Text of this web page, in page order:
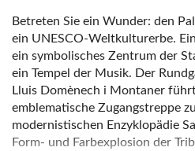
Betreten Sie ein Wunder: den
ein UNESCO-Weltkulturerbe.
ein symbolisches Zentrum der
ein Tempel der Musik. Der
Lluis Domènech i Montaner
emblematische Zugangstreppe
modernistischen Enzyklopädie
Form- und Farbexplosion der